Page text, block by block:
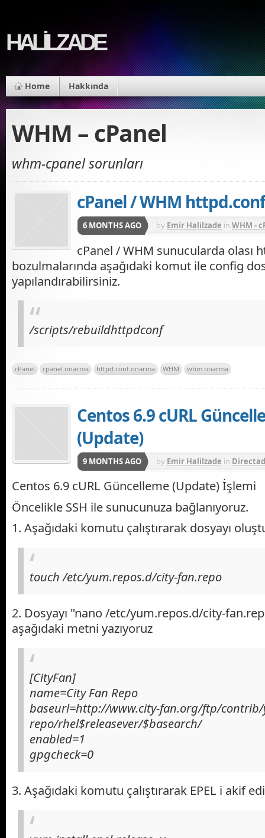
HALİLZADE
Home Hakkında
WHM – cPanel
whm-cpanel sorunları
cPanel / WHM
6 MONTHS AGO by Emir Halilzade in WHM -
cPanel / WHM sunucularda olası
bozulmalarında aşağıdaki komut ile config
yapılandırabilirsiniz.
/scripts/rebuildhttpdconf
cPanel cpanel onarma httpd.conf onarma WHM whm onarma
Centos 6.9 cURL
(Update)
9 MONTHS AGO by Emir Halilzade in
Plesk, WHM - cPanel
Centos 6.9 cURL Güncelleme (Update) İşlemi
Öncelikle SSH ile sunucunuza bağlanıyoruz.
1. Aşağıdaki komutu çalıştırarak dosyayı
touch /etc/yum.repos.d/city-fan.repo
2. Dosyayı "nano /etc/yum.repos.d/city-
aşağıdaki metni yazıyoruz
[CityFan]
name=City Fan Repo
baseurl=http://www.city-fan.org/ftp/
repo/rhel$releasever/$basearch/
enabled=1
gpgcheck=0
3. Aşağıdaki komutu çalıştırarak EPEL i akif